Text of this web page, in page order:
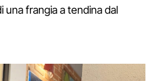
frangia a tendina dal